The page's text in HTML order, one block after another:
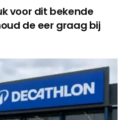
voor dit bekende
de eer graag bij